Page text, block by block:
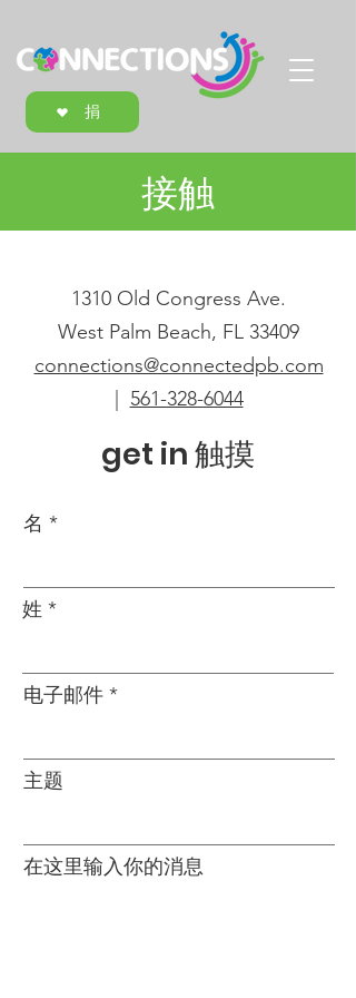
捐
接触
1310 Old Congress Ave.
West Palm Beach, FL 33409
connections@connectedpb.com
561-328-6044
get in 触摸
名
姓
电子邮件
主题
在这里输入你的消息